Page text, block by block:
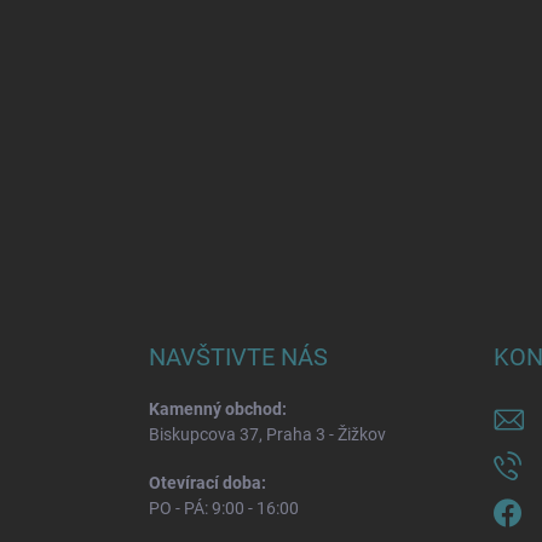
NAVŠTIVTE NÁS
Kamenný obchod:
Biskupcova 37, Praha 3 - Žižkov
Otevírací doba:
PO - PÁ: 9:00 - 16:00